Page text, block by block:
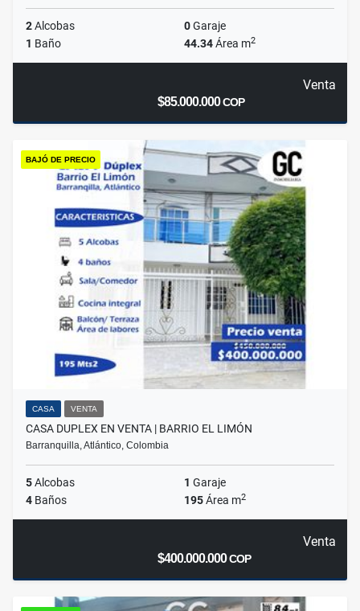
2Alcobas 0Garaje
1 Baño 44.34Área m2
Venta
$85.000.000COP
BAJÓ DE PRECIO
CASA VENTA
CASA DUPLEX EN VENTA | BARRIO EL LIMÓN
Barranquilla, Atlántico, Colombia
5Alcobas 1 Garaje
4 Baños 195Área m2
Venta
$400.000.000COP